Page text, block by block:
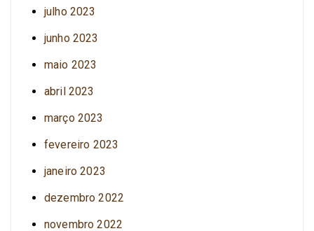
julho 2023
junho 2023
maio 2023
abril 2023
março 2023
fevereiro 2023
janeiro 2023
dezembro 2022
novembro 2022